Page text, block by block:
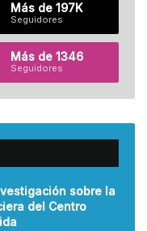
Más de 197K
Seguidores
Más de 1346
Seguidores
sobre la
del Centro